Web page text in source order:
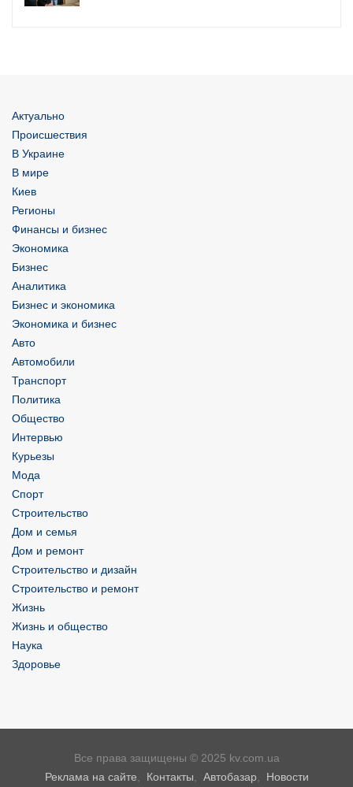
Актуально
Происшествия
В Украине
В мире
Киев
Регионы
Финансы и бизнес
Экономика
Бизнес
Аналитика
Бизнес и экономика
Экономика и бизнес
Авто
Автомобили
Транспорт
Политика
Общество
Интервью
Курьезы
Мода
Спорт
Строительство
Дом и семья
Дом и ремонт
Строительство и дизайн
Строительство и ремонт
Жизнь
Жизнь и общество
Наука
Здоровье
Все права защищены © 2025 kv.com.ua
Реклама на сайте
Контакты Автобазар Новости